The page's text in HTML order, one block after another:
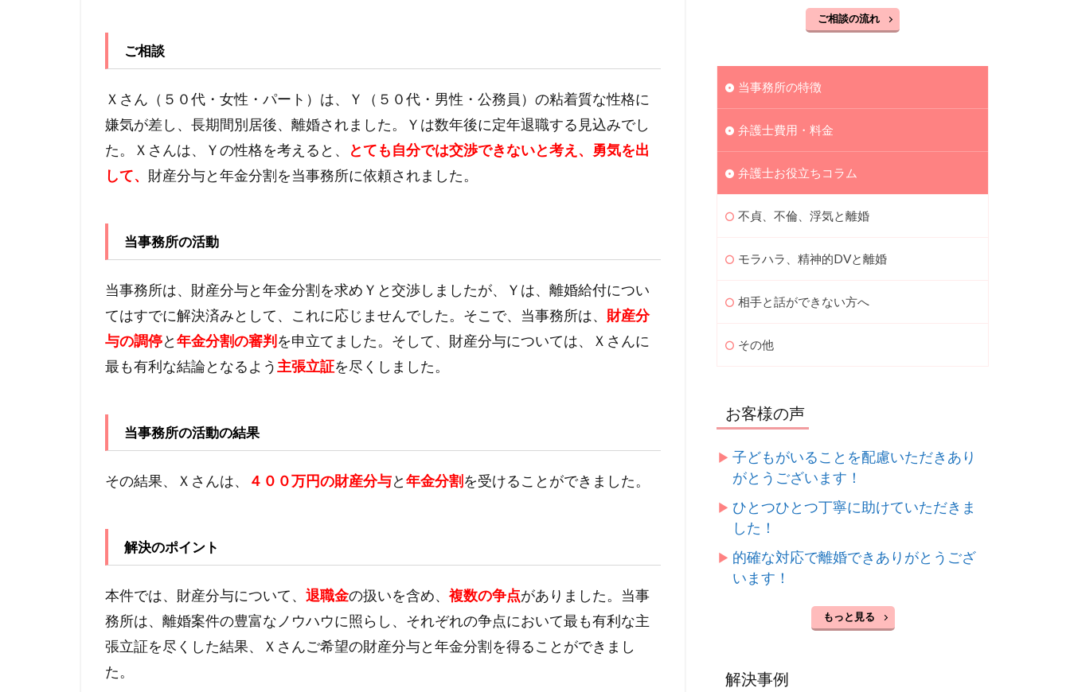
ご相談
Ｘさん（５０代・女性・パート）は、Ｙ（５０代・男性・公務員）の粘着質な性格に
嫌気が差し、長期間別居後、離婚されました。Ｙは数年後に定年退職する見込みでし
た。Ｘさんは、Ｙの性格を考えると、
とても自分では交渉できないと考え、勇気を出
して、 財産分与と年金分割を当事務所に依頼されました。
当事務所の活動
当事務所は、財産分与と年金分割を求めＹと交渉しましたが、Ｙは、離婚給付につい
てはすでに解決済みとして、これに応じませんでした。そこで、当事務所は、 財産分
与の調停と年金分割の審判 を申立てました。そして、財産分与については、Ｘさんに
最も有利な結論となるよう 主張立証を尽くしました。
当事務所の活動の結果
その結果、Ｘさんは、 ４００万円の財産分与と年金分割 を受けることができました。
解決のポイント
本件では、財産分与について、 退職金の扱いを含め、 複数の争点がありました。当事
務所は、離婚案件の豊富なノウハウに照らし、それぞれの争点において最も有利な主
張立証を尽くした結果、Ｘさんご希望の財産分与と年金分割を得ることができまし
た。
ご相談の流れ
当事務所の特徴
弁護士費用・料金
弁護士お役立ちコラム
不貞、不倫、浮気と離婚
モラハラ、精神的DVと離婚
相手と話ができない方へ
その他
お客様の声
子どもがいることを配慮いただきあり
がとうございます！
ひとつひとつ丁寧に助けていただきま
した！
的確な対応で離婚できありがとうござ
います！
もっと見る
解決事例